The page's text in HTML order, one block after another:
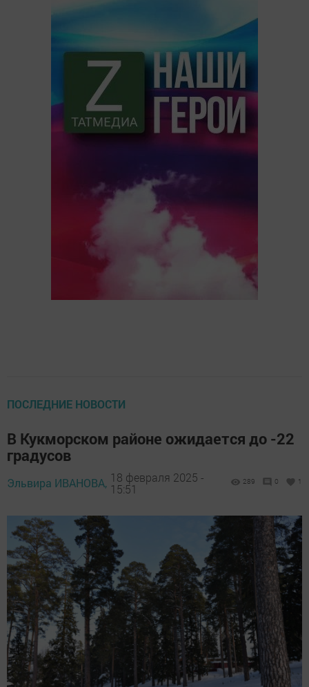
ПОСЛЕДНИЕ НОВОСТИ
В Кукморском районе ожидается до -22
градусов
Эльвира ИВАНОВА, 18 февраля 2025 -
15:51
289 0 1